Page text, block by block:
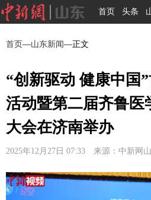
首页 头条
首页—山东新闻—正文
“创新驱动 健康中国
活动暨第二届齐鲁医
大会在济南举办
2025年12月27日 07:33 来源：中新网